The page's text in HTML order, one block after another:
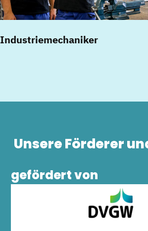
Industriemechaniker
Unsere Förderer
gefördert von